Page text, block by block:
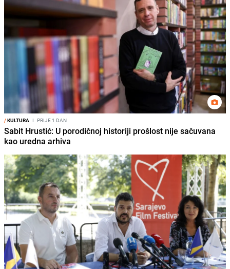
/KULTURA I PRIJE 1 DAN
Sabit Hrustić: U porodičnoj historiji prošlost nije sačuvana
kao uredna arhiva